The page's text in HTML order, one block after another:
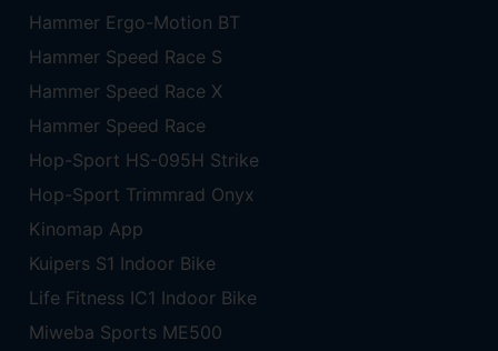
Hammer Ergo-Motion BT
Hammer Speed Race S
Hammer Speed Race X
Hammer Speed Race
Hop-Sport HS-095H Strike
Hop-Sport Trimmrad Onyx
Kinomap App
Kuipers S1 Indoor Bike
Life Fitness IC1 Indoor Bike
Miweba Sports ME500